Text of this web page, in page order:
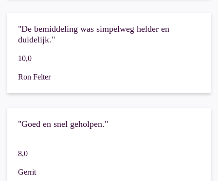
"De bemiddeling was simpelweg helder en
duidelijk."
10,0
Ron Felter
"Goed en snel geholpen."
8,0
Gerrit